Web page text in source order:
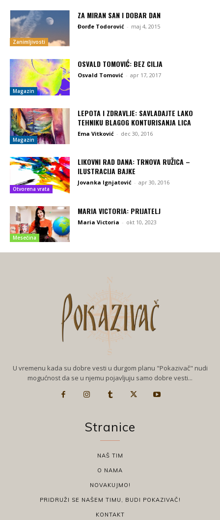
Zanimljivosti
ZA MIRAN SAN I DOBAR DAN
Đorđe Todorović - maj 4, 2015
Magazin
OSVALD TOMOVIĆ: BEZ CILJA
Osvald Tomović - apr 17, 2017
Magazin
LEPOTA I ZDRAVLJE: SAVLADAJTE LAKO
TEHNIKU BLAGOG KONTURISANJA LICA
Ema Vitković - dec 30, 2016
Otvorena vrata
LIKOVNI RAD DANA: TRNOVA RUŽICA –
ILUSTRACIJA BAJKE
Jovanka Ignjatović - apr 30, 2016
Mesečina
MARIA VICTORIA: PRIJATELJ
Maria Victoria - okt 10, 2023
U vremenu kada su dobre vesti u durgom planu "Pokazivač" nudi
mogućnost da se u njemu pojavljuju samo dobre vesti...
Stranice
NAŠ TIM
O NAMA
NOVAKUJMO!
PRIDRUŽI SE NAŠEM TIMU, BUDI POKAZIVAČ!
KONTAKT